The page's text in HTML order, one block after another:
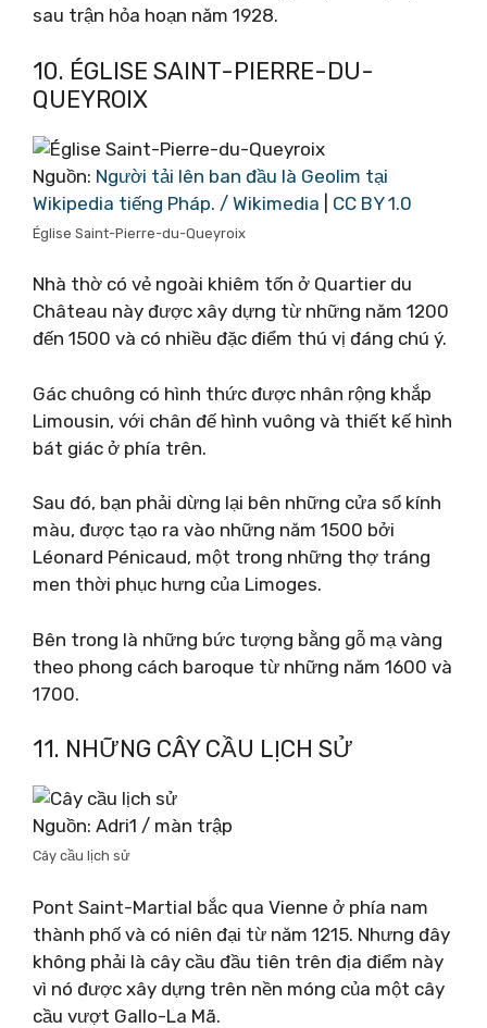
sau trận hỏa hoạn năm 1928.
10. ÉGLISE SAINT-PIERRE-DU-
QUEYROIX
Nguồn: Người tải lên ban đầu là Geolim tại
Wikipedia tiếng Pháp. / Wikimedia
CC BY 1.0
Église Saint-Pierre-du-Queyroix
Nhà thờ có vẻ ngoài khiêm tốn ở Quartier du
Château này được xây dựng từ những năm 1200
đến 1500 và có nhiều đặc điểm thú vị đáng chú ý.
Gác chuông có hình thức được nhân rộng khắp
Limousin, với chân đế hình vuông và thiết kế hình
bát giác ở phía trên.
Sau đó, bạn phải dừng lại bên những cửa sổ kính
màu, được tạo ra vào những năm 1500 bởi
Léonard Pénicaud, một trong những thợ tráng
men thời phục hưng của Limoges.
Bên trong là những bức tượng bằng gỗ mạ vàng
theo phong cách baroque từ những năm 1600 và
1700.
11. NHỮNG CÂY CẦU LỊCH SỬ
Nguồn: Adri1 / màn trập
Cây cầu lịch sử
Pont Saint-Martial bắc qua Vienne ở phía nam
thành phố và có niên đại từ năm 1215. Nhưng đây
không phải là cây cầu đầu tiên trên địa điểm này
vì nó được xây dựng trên nền móng của một cây
cầu vượt Gallo-La Mã.